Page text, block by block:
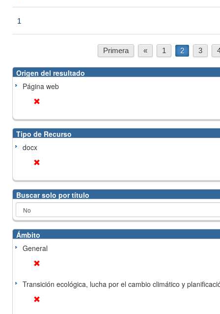
1
Primera « 1 2 3
Origen del resultado
Página web
Tipo de Recurso
docx
Buscar solo por título
Ámbito
General
Transición ecológica, lucha por el cambio climático y